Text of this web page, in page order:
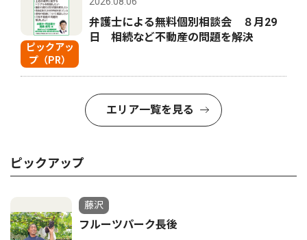
ピックアッ
プ（PR）
弁護士による無料個別相談会 ８月29
日 相続など不動産の問題を解決
エリア一覧を見る
ピックアップ
藤沢
フルーツパーク長後